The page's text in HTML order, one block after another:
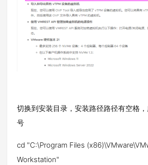
切换到安装目录，安装路径路径有空格
号
cd "C:\Program Files
Workstation"